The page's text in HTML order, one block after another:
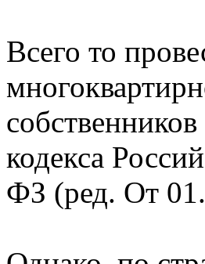
Всего то
кодекса
ФЗ (ред. От